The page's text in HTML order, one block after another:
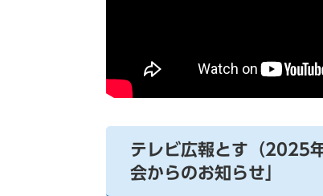
テレビ広報とす（2025
会からのお知らせ」